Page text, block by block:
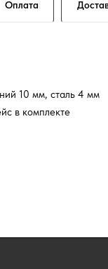
Оплата
10 мм, сталь 4 мм
в комплекте